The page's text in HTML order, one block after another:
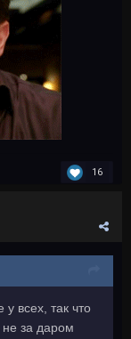
16
всех, так что
за даром